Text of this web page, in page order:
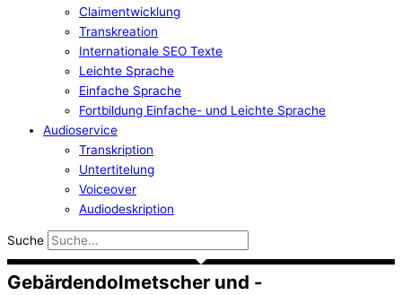
Claimentwicklung
Transkreation
Internationale SEO Texte
Leichte Sprache
Einfache Sprache
Fortbildung Einfache- und Leichte Sprache
Audioservice
Transkription
Untertitelung
Voiceover
Audiodeskription
Suche
Gebärdendolmetscher und -